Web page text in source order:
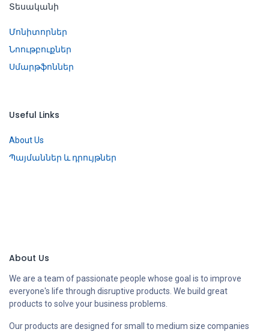
Տեսականի
Մոնիտորներ
Նոութբուքներ
Սմարթֆոններ
Useful Links
About Us
Պայմաններ և դրույթներ
About Us
We are a team of passionate people whose goal is to improve
everyone's life through disruptive products. We build great
products to solve your business problems.
Our products are designed for small to medium size companies